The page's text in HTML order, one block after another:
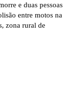
e duas pessoas
entre motos na
zona rural de